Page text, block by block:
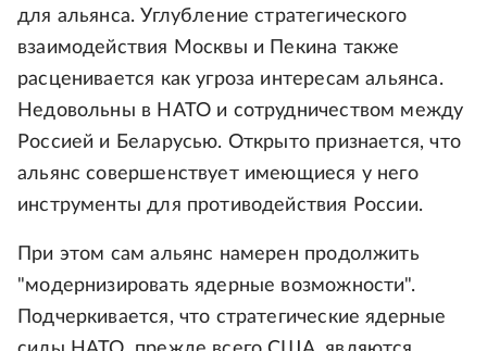
для альянса. Углубление стратегического
взаимодействия Москвы и Пекина также
расценивается как угроза интересам альянса.
Недовольны в НАТО и сотрудничеством между
Россией и Беларусью. Открыто признается, что
альянс совершенствует имеющиеся у него
инструменты для противодействия России.
При этом сам альянс намерен продолжить
"модернизировать ядерные возможности".
Подчеркивается, что стратегические ядерные